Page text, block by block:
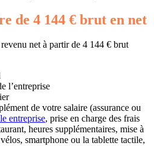
de 4 144 € brut en net
net à partir de 4 144 € brut
l’entreprise
de votre salaire (assurance ou
entreprise, prise en charge des frais
heures supplémentaires, mise à
smartphone ou la tablette tactile,